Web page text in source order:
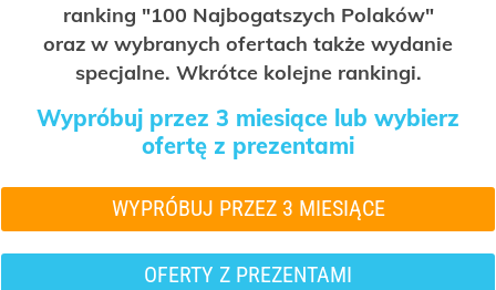
ranking "100 Najbogatszych Polaków"
oraz w wybranych ofertach także wydanie
specjalne. Wkrótce kolejne rankingi.
Wypróbuj przez 3 miesiące lub wybierz
ofertę z prezentami
WYPRÓBUJ PRZEZ 3 MIESIĄCE
OFERTY Z PREZENTAMI